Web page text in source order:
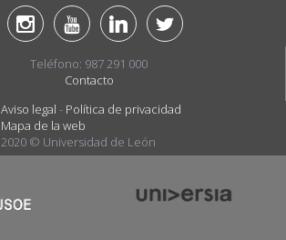
Teléfono: 987 291 000
Contacto
Aviso legal - Política de privacidad
Mapa de la web
2020 © Universidad de León